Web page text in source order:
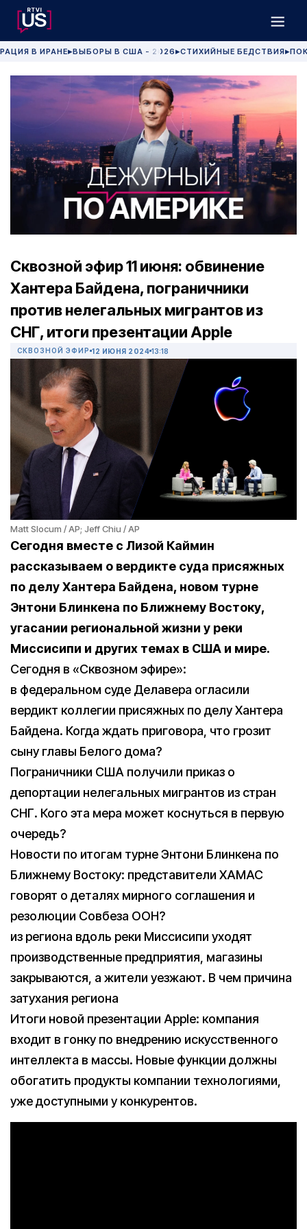
В ИРАНЕ▶ВЫБОРЫ В США - 2026 ▶СТИХИЙНЫЕ БЕДСТВИЯ▶
Сквозной эфир 11 июня: обвинение
Хантера Байдена, пограничники
против нелегальных мигрантов из
СНГ, итоги презентации Apple
СКВОЗНОЙ ЭФИР 12 ИЮНЯ 2024 13:18
Matt Slocum / AP; Jeff Chiu / AP
Сегодня вместе с Лизой Каймин
рассказываем о вердикте суда присяжных
по делу Хантера Байдена, новом турне
Энтони Блинкена по Ближнему Востоку,
угасании региональной жизни у реки
Миссисипи и других темах в США и мире.
Сегодня в «Сквозном эфире»:
в федеральном суде Делавера огласили
вердикт коллегии присяжных по делу Хантера
Байдена. Когда ждать приговора, что грозит
сыну главы Белого дома?
Пограничники США получили приказ о
депортации нелегальных мигрантов из стран
СНГ. Кого эта мера может коснуться в первую
очередь?
Новости по итогам турне Энтони Блинкена по
Ближнему Востоку: представители ХАМАС
говорят о деталях мирного соглашения и
резолюции Совбеза ООН?
из региона вдоль реки Миссисипи уходят
производственные предприятия, магазины
закрываются, а жители уезжают. В чем причина
затухания региона
Итоги новой презентации Apple: компания
входит в гонку по внедрению искусственного
интеллекта в массы. Новые функции должны
обогатить продукты компании технологиями,
уже доступными у конкурентов.